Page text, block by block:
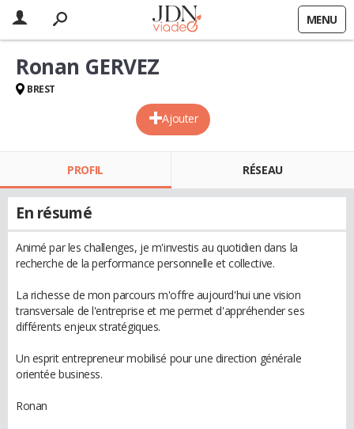
MENU
Ajouter
Ronan GERVEZ
BREST
PROFIL RÉSEAU
En résumé
Animé par les challenges, je m'investis au quotidien dans la
recherche de la performance personnelle et collective.
La richesse de mon parcours m'offre aujourd'hui une vision
transversale de l'entreprise et me permet d'appréhender ses
différents enjeux stratégiques.
Un esprit entrepreneur mobilisé pour une direction générale
orientée business.
Ronan